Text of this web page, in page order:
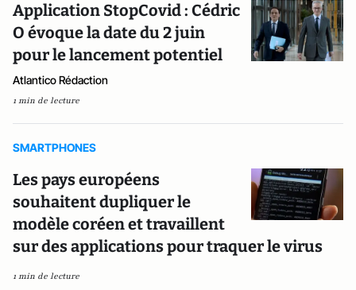
Application StopCovid : Cédric
O évoque la date du 2 juin
pour le lancement potentiel
Atlantico Rédaction
1 min de lecture
SMARTPHONES
Les pays européens
souhaitent dupliquer le
modèle coréen et travaillent
sur des applications pour traquer le virus
1 min de lecture